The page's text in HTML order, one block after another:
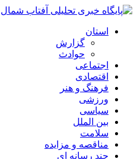
استان
گزارش
حوادث
اجتماعی
اقتصادی
فرهنگ و هنر
ورزشی
سیاسی
بین الملل
سلامت
مناقصه و مزایده
چند رسانه ای